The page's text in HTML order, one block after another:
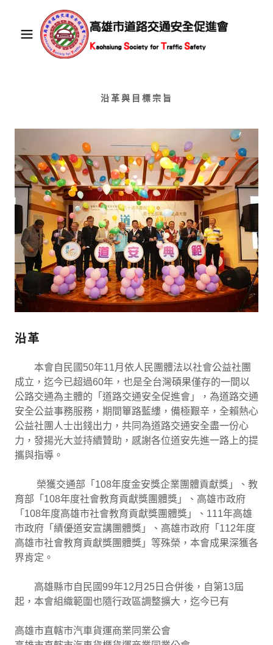
沿革與目標宗旨
沿革
本會自民國50年11月依人民團體法以社會公益社團
成立，迄今已超過60年，也是全台灣碩果僅存的一間以
公路交通為主體的「道路交通安全促進會」，為道路交通
安全公益事務服務，期間篳路藍縷，備極艱辛，全賴熱心
公益社團人士出錢出力，共同為道路交通安全盡一份心
力，發揚光大並持續贊助，感謝各位道安先進一路上的提
攜與指導。
榮獲交通部「108年度金安獎企業團體貢獻獎」、教
育部「108年度社會教育貢獻獎團體獎」、高雄市政府
「108年度高雄市社會教育貢獻獎團體獎」、111年高雄
市政府「績優道安宣講團體獎」、高雄市政府「112年度
高雄市社會教育貢獻獎團體獎」等殊榮，本會成果深獲各
界肯定。
高雄縣市自民國99年12月25日合併後，自第13屆
起，本會組織範圍也隨行政區調整擴大，迄今已有
高雄市直轄市汽車貨運商業同業公會